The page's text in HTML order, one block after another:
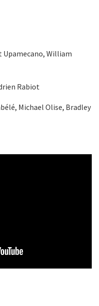
Upamecano, William
Rabiot
Michael Olise, Bradley